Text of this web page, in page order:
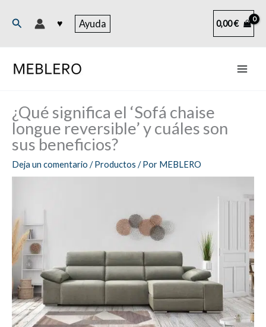
Buscar ♥ Ayuda 0,00€
¿Qué significa el ‘Sofá chaise
longue reversible’ y cuáles son
sus beneficios?
Deja un comentario /Productos / Por MEBLERO